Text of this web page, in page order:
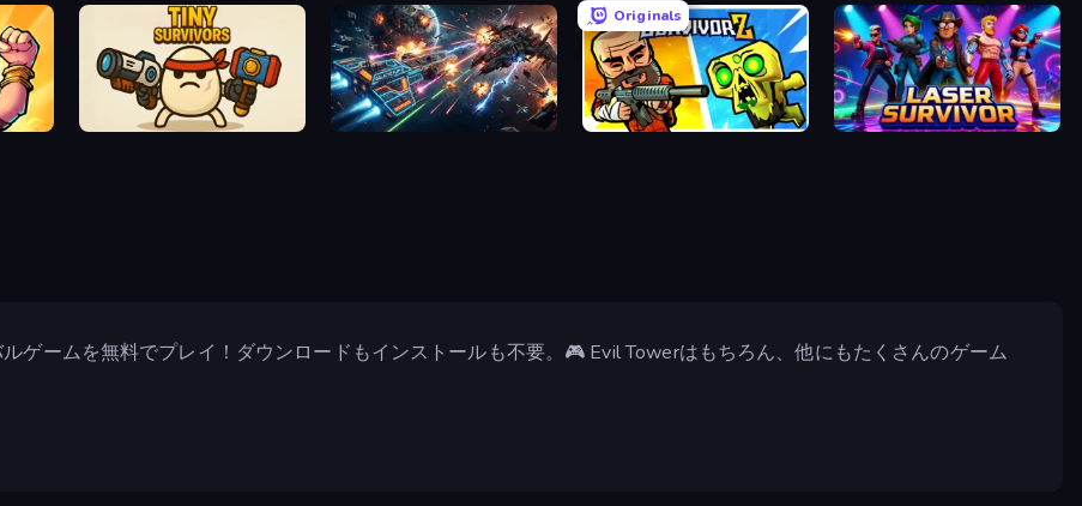
Tiny Survivors Neon Nexus: Starship Evolution
Originals
SURVIVORZ: Bullets & Brains Laser Survivor
ゲームを無料でプレイ！ダウンロードもインストールも不要。🎮 Evil Towerはもちろん、他にもたくさんのゲーム